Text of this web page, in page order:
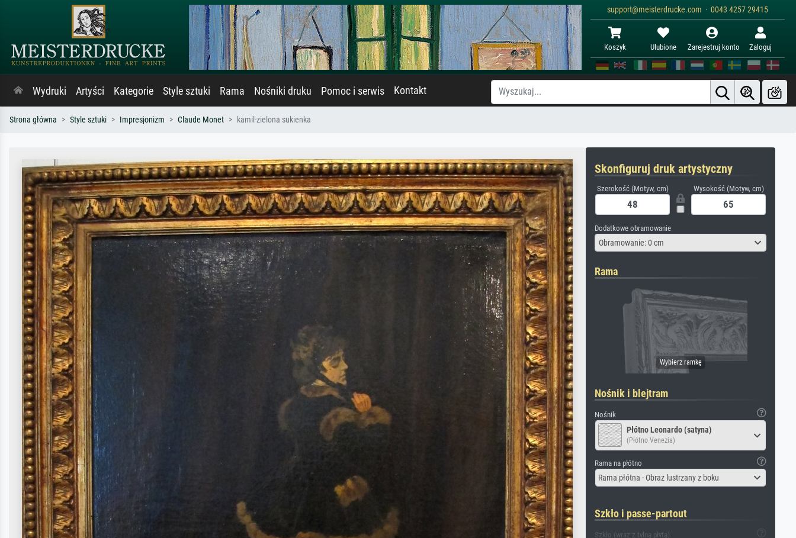
support@meisterdrucke.com · 0043 4257 29415
Koszyk Ulubione Zarejestruj konto Zaloguj
Wydruki Artyści Kategorie Style sztuki Rama Nośniki druku Pomoc i serwis Kontakt
Strona główna Style sztuki Impresjonizm Claude Monet kamil-zielona sukienka
Skonfiguruj druk artystyczny
Szerokość (Motyw, cm) Wysokość (Motyw, cm)
Dodatkowe obramowanie
Obramowanie: 0 cm
Rama
Nośnik i blejtram
Nośnik
Płótno Leonardo (satyna)
(Płótno Venezia)
Rama na płótno
Rama płótna - Obraz lustrzany z boku
Szkło i passe-partout
Szkło (wraz z tylną płytą)